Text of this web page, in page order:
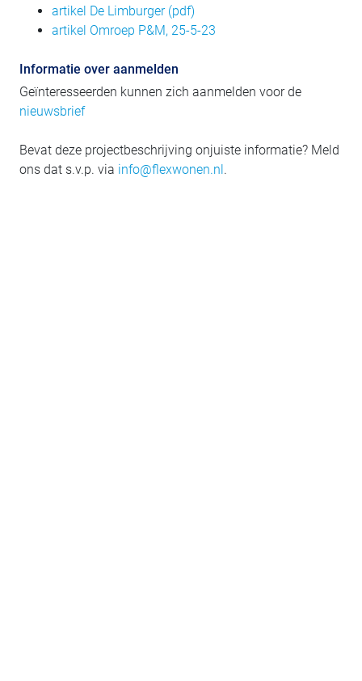
artikel De Limburger (pdf)
artikel Omroep P&M, 25-5-23
Informatie over aanmelden
Geïnteresseerden kunnen zich aanmelden voor de
nieuwsbrief
Bevat deze projectbeschrijving onjuiste informatie? Meld
ons dat s.v.p. via info@flexwonen.nl.